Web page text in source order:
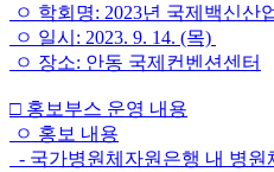
ㅇ 학회명: 2023년 국제백신산
ㅇ 일시: 2023. 9. 14. (목)
ㅇ 장소: 안동 국제컨벤션센터
□ 홍보부스 운영 내용
ㅇ 홍보 내용
- 국가병원체자원은행 내 병